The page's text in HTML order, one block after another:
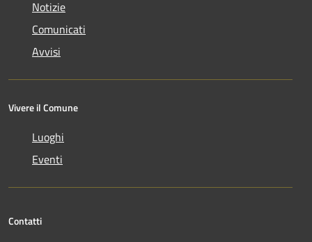
Notizie
Comunicati
Avvisi
Vivere il Comune
Luoghi
Eventi
Contatti